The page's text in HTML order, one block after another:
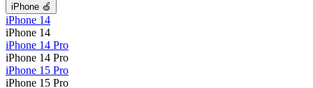
iPhone 🍏
iPhone 14
iPhone 14
iPhone 14 Pro
iPhone 14 Pro
iPhone 15 Pro
iPhone 15 Pro